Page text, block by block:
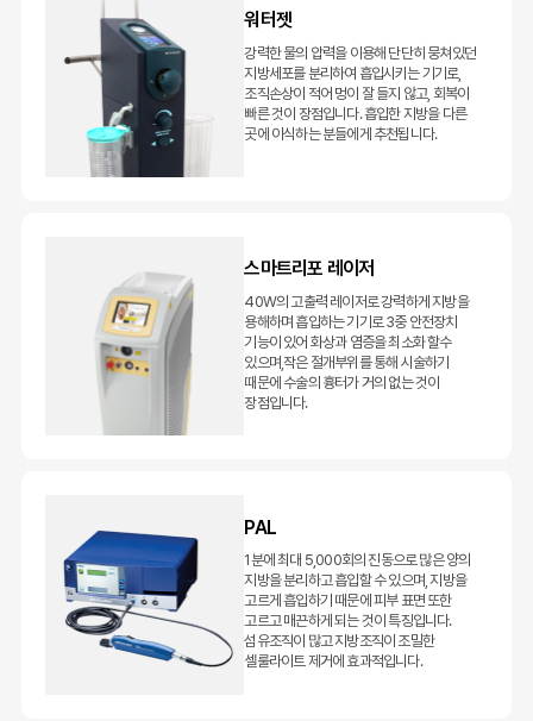
워터젯
강력한 물의 압력을 이용해 단단히 뭉쳐있던
지방세포를 분리하여 흡입시키는 기기로,
조직손상이 적어 멍이 잘 들지 않고, 회복이
빠른 것이 장점입니다. 흡입한 지방을 다른
곳에 이식하는 분들에게 추천됩니다.
스마트리포 레이저
40W의 고출력 레이저로 강력하게 지방을
용해하며 흡입하는 기기로 3중 안전장치
기능이 있어 화상과 염증을 최소화 할수
있으며,작은 절개부위를 통해 시술하기
때문에 수술의 흉터가 거의 없는 것이
장점입니다.
PAL
1분에 최대 5,000회의 진동으로 많은 양의
지방을 분리하고 흡입할 수 있으며, 지방을
고르게 흡입하기 때문에 피부 표면 또한
고르고 매끈하게 되는 것이 특징입니다.
섬유조직이 많고 지방조직이 조밀한
셀룰라이트 제거에 효과적입니다.